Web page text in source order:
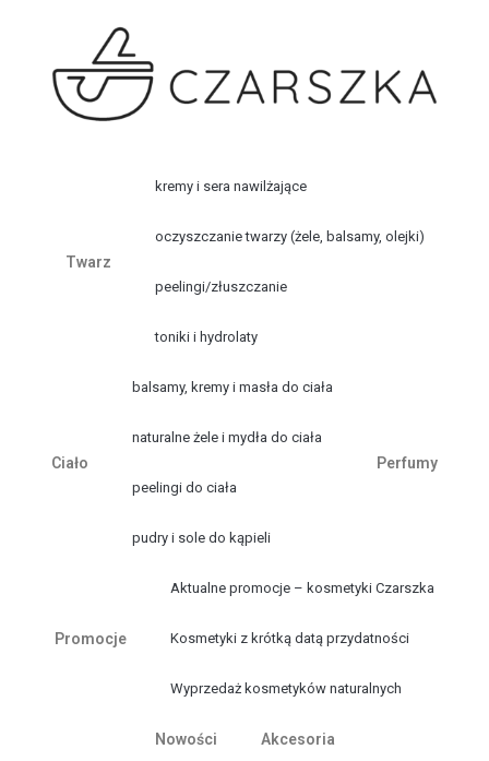
Twarz
kremy i sera nawilżające
oczyszczanie twarzy (żele, balsamy, olejki)
peelingi/złuszczanie
toniki i hydrolaty
Ciało
balsamy, kremy i masła do ciała
naturalne żele i mydła do ciała
peelingi do ciała
pudry i sole do kąpieli
Perfumy
Promocje
Aktualne promocje – kosmetyki Czarszka
Kosmetyki z krótką datą przydatności
Wyprzedaż kosmetyków naturalnych
Nowości Akcesoria